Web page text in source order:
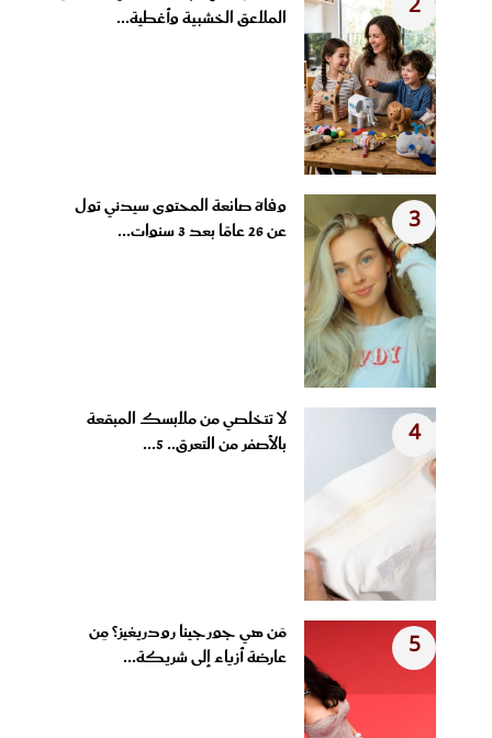
2
الملاعق الخشبية وأغطية...
3
وفاة صانعة المحتوى سيدني تول
عن 26 عامًا بعد 3 سنوات...
4
لا تتخلصي من ملابسك المبقعة
بالأصفر من التعرق.. 5...
5
مَن هي جورجينا رودريغيز؟ مِن
عارضة أزياء إلى شريكة...